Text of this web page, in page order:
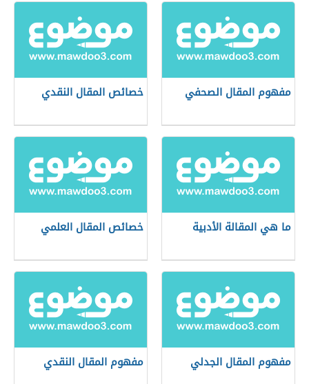
مفهوم المقال الصحفي خصائص المقال النقدي
ما هي المقالة الأدبية خصائص المقال العلمي
مفهوم المقال الجدلي مفهوم المقال النقدي